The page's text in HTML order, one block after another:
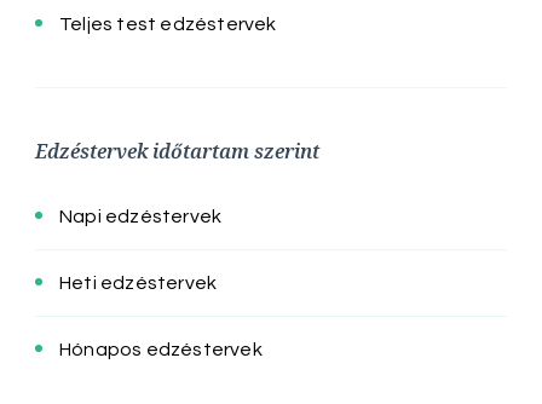
Teljes test edzéstervek
Edzéstervek időtartam szerint
Napi edzéstervek
Heti edzéstervek
Hónapos edzéstervek